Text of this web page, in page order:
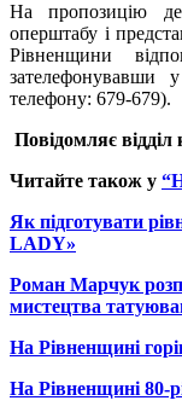
На пропозицію
оперштабу і
Рівненщини
зателефонувавши
телефону: 679-679).
Повідомляє відділ
Читайте також у
Як підготувати
LADY»
Роман Марчук
мистецтва
На Рівненщині
На Рівненщині 80-